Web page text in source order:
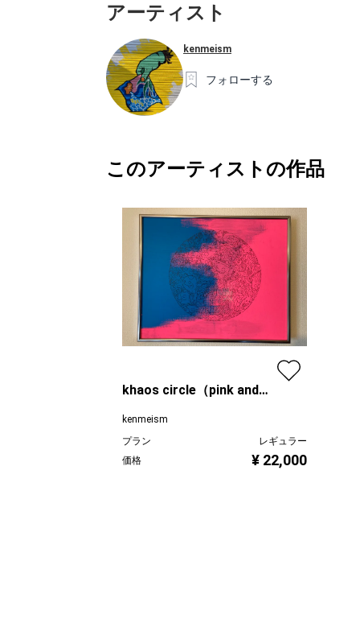
アーティスト
kenmeism
フォローする
このアーティストの作品
khaos circle（pink and
kenmeism
プラン
レギュラー
価格
¥ 22,000